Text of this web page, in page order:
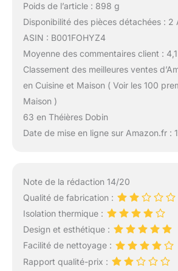
Poids de l’article : 898 g
Disponibilité des pièces détachées : 2
ASIN : B001FOHYZ4
Moyenne des commentaires client :
Classement des meilleures ventes
en Cuisine et Maison ( Voir les 100
Maison )
63 en Théières Dobin
Date de mise en ligne sur Amazon.fr :
Note de la rédaction 14/20
Qualité de fabrication :
Isolation thermique :
Design et esthétique :
Facilité de nettoyage :
Rapport qualité-prix :